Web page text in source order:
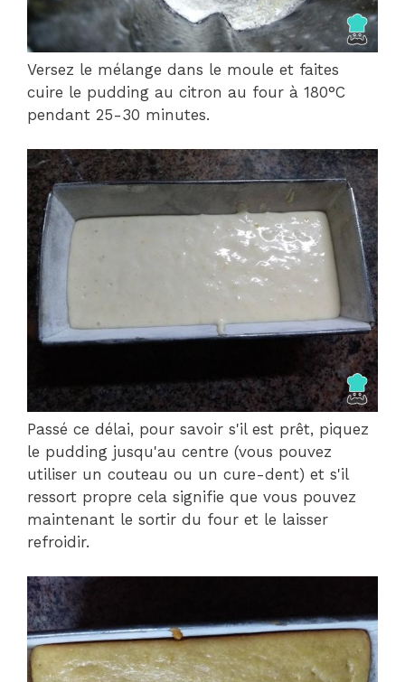
Versez le mélange dans le moule et faites
cuire le pudding au citron au four à 180°C
pendant 25-30 minutes.
Passé ce délai, pour savoir s'il est prêt, piquez
le pudding jusqu'au centre (vous pouvez
utiliser un couteau ou un cure-dent) et s'il
ressort propre cela signifie que vous pouvez
maintenant le sortir du four et le laisser
refroidir.